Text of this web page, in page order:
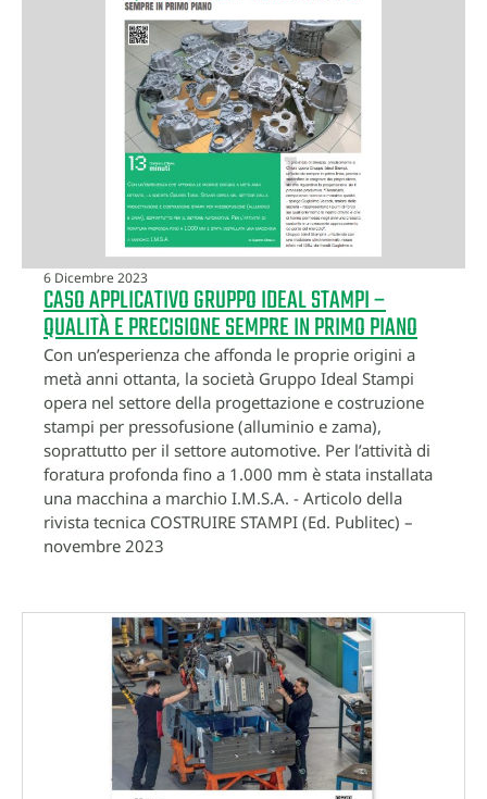
6 Dicembre 2023
CASO APPLICATIVO GRUPPO IDEAL STAMPI –
QUALITÀ E PRECISIONE SEMPRE IN PRIMO PIANO
Con un’esperienza che affonda le proprie origini a
metà anni ottanta, la società Gruppo Ideal Stampi
opera nel settore della progettazione e costruzione
stampi per pressofusione (alluminio e zama),
soprattutto per il settore automotive. Per l’attività di
foratura profonda fino a 1.000 mm è stata installata
una macchina a marchio I.M.S.A. - Articolo della
rivista tecnica COSTRUIRE STAMPI (Ed. Publitec) –
novembre 2023